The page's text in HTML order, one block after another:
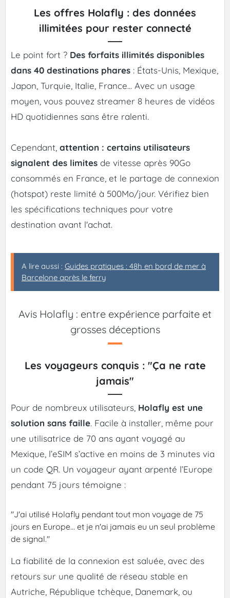
Les offres Holafly : des données
illimitées pour rester connecté
Le point fort ? Des forfaits illimités disponibles
dans 40 destinations phares : États-Unis, Mexique,
Japon, Turquie, Italie, France... Avec un usage
moyen, vous pouvez streamer 8 heures de vidéos
HD quotidiennes sans être ralenti.
Cependant, attention : certains utilisateurs
signalent des limites de vitesse après 90Go
consommés en France, et le partage de connexion
(hotspot) reste limité à 500Mo/jour. Vérifiez bien
les spécifications techniques pour votre
destination avant l'achat.
A lire aussi : Guides pratiques : 48h en bord de mer à
Barcelone après le ferry
Avis Holafly : entre expérience parfaite et
grosses déceptions
Les voyageurs conquis : "Ça ne rate
jamais"
Pour de nombreux utilisateurs, Holafly est une
solution sans faille. Facile à installer, même pour
une utilisatrice de 70 ans ayant voyagé au
Mexique, l’eSIM s’active en moins de 3 minutes via
un code QR. Un voyageur ayant arpenté l’Europe
pendant 75 jours témoigne :
"J'ai utilisé Holafly pendant tout mon voyage de 75
jours en Europe... et je n'ai jamais eu un seul problème
de signal."
La fiabilité de la connexion est saluée, avec des
retours sur une qualité de réseau stable en
Autriche, République tchèque, Danemark, ou